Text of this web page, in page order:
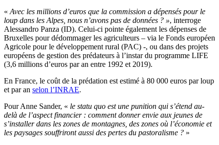
« Avec les millions d’euros que la commission a dépensés pour le
loup dans les Alpes, nous n’avons pas de données ? », interroge
Alessandro Panza (ID). Celui-ci pointe également les dépenses de
Bruxelles pour dédommager les agriculteurs – via le Fonds européen
Agricole pour le développement rural (PAC) -, ou dans des projets
européens de gestion des prédateurs à l’instar du programme LIFE
(3,6 millions d’euros par an entre 1992 et 2019).
En France, le coût de la prédation est estimé à 80 000 euros par loup
et par an selon l’INRAE.
Pour Anne Sander, « le statu quo est une punition qui s’étend au-
delà de l’aspect financier : comment donner envie aux jeunes de
s’installer dans les zones de montagnes, des zones où l’économie et
les paysages souffriront aussi des pertes du pastoralisme ? »